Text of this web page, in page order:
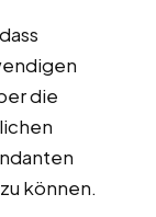
die
können.